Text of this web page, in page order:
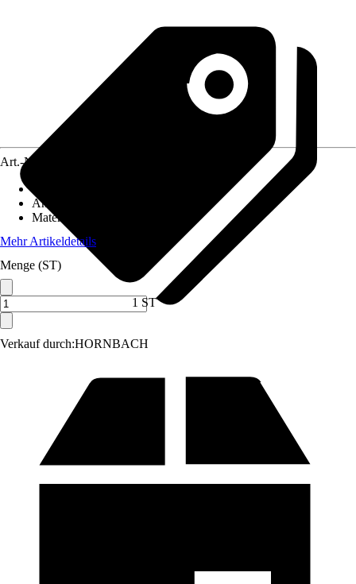
Verkauf durch:HORNBACH
Art.-Nr.
Anwendungsbereich
Material
Mehr Artikeldetails
Menge (ST)
1 ST